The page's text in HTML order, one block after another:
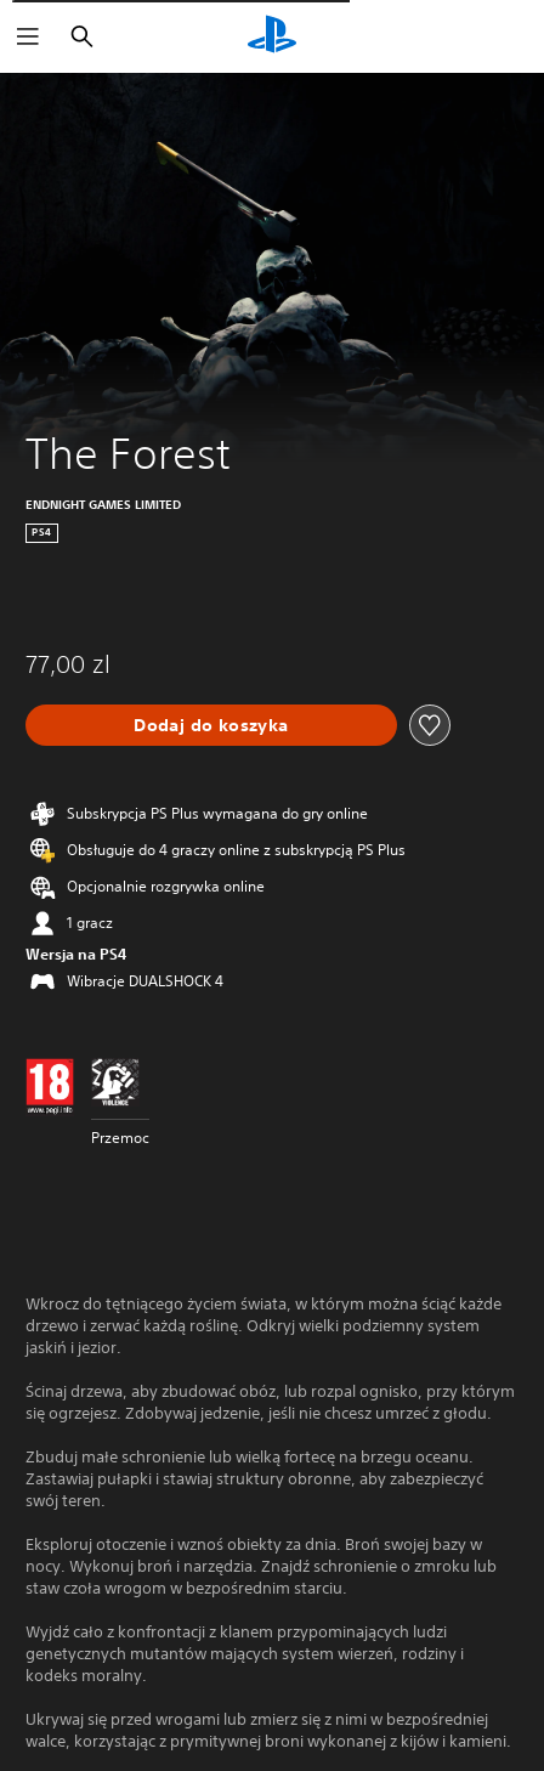
Wyszukaj
The Forest
ENDNIGHT GAMES LIMITED
PS4
77,00 zl
Dodaj do koszyka
Subskrypcja PS Plus wymagana do gry online
Obsługuje do 4 graczy online z subskrypcją PS Plus
Opcjonalnie rozgrywka online
1 gracz
Wersja na PS4
Wibracje DUALSHOCK 4
Przemoc
Wkrocz do tętniącego życiem świata, w którym można ściąć każde
drzewo i zerwać każdą roślinę. Odkryj wielki podziemny system
jaskiń i jezior.
Ścinaj drzewa, aby zbudować obóz, lub rozpal ognisko, przy którym
się ogrzejesz. Zdobywaj jedzenie, jeśli nie chcesz umrzeć z głodu.
Zbuduj małe schronienie lub wielką fortecę na brzegu oceanu.
Zastawiaj pułapki i stawiaj struktury obronne, aby zabezpieczyć
swój teren.
Eksploruj otoczenie i wznoś obiekty za dnia. Broń swojej bazy w
nocy. Wykonuj broń i narzędzia. Znajdź schronienie o zmroku lub
staw czoła wrogom w bezpośrednim starciu.
Wyjdź cało z konfrontacji z klanem przypominających ludzi
genetycznych mutantów mających system wierzeń, rodziny i
kodeks moralny.
Ukrywaj się przed wrogami lub zmierz się z nimi w bezpośredniej
walce, korzystając z prymitywnej broni wykonanej z kijów i kamieni.